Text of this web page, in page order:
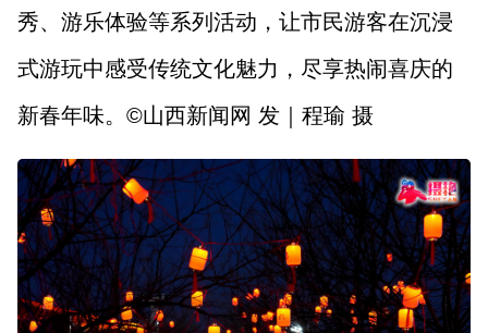
秀、游乐体验等系列活动，让市民游客在沉浸
式游玩中感受传统文化魅力，尽享热闹喜庆的
新春年味。©山西新闻网 发｜程瑜 摄